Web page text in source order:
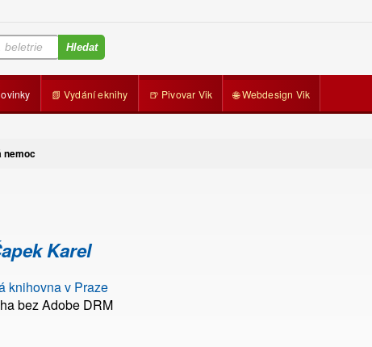
📗 Vydání eknihy 🍺 Pivovar Vik 🌐 Webdesign Vik
nemoc
Karel
knihovna v Praze
bez Adobe DRM